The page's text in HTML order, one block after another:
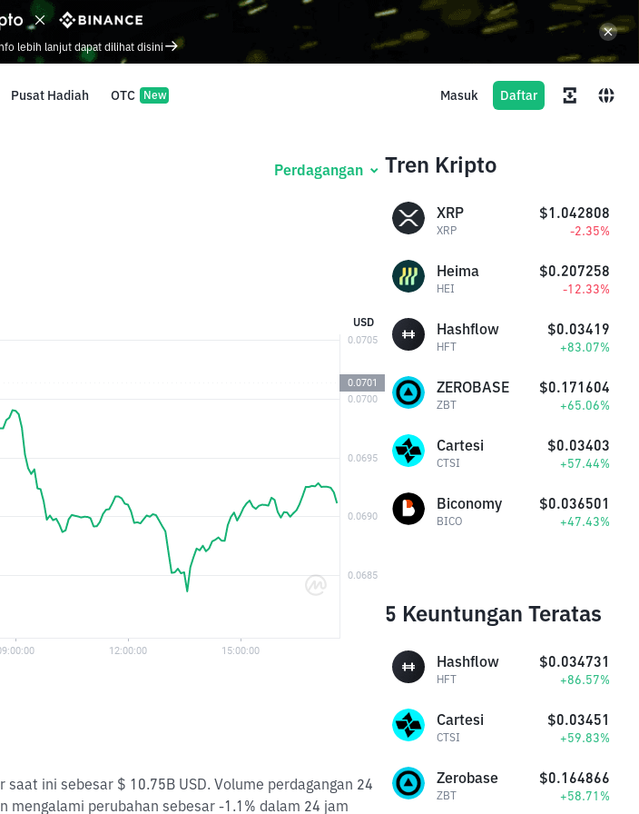
Pusat Hadiah OTC New Masuk Daftar
lebih lanjut dapat dilihat disini
Perdagangan
USD
ini sebesar $ 10.75B USD. Volume perdagangan 24
mengalami perubahan sebesar -1.1% dalam 24 jam
Tren Kripto
XRP
XRP
$1.042808
-2.35%
Heima
HEI
$0.207258
-12.33%
Hashflow
HFT
$0.03419
+83.07%
ZEROBASE
ZBT
$0.171604
+65.06%
Cartesi
CTSI
$0.03403
+57.44%
Biconomy
BICO
$0.036501
+47.43%
5 Keuntungan Teratas
Hashflow
HFT
$0.034731
+86.57%
Cartesi
CTSI
$0.03451
+59.83%
Zerobase
ZBT
$0.164866
+58.71%